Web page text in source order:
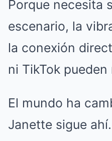
Porque necesita
escenario, la
la conexión
ni TikTok pueden
El mundo ha
Janette sigue ahí.